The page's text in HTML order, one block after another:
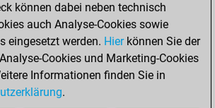
Samstag, August
24, 2024
You played 2
slow games
Play
You scored +0
können dabei neben technisch
auch Analyse-Cookies sowie
eingesetzt werden. Hierkönnen Sie der
Cookies und Marketing-Cookies
Informationen finden Sie in
.